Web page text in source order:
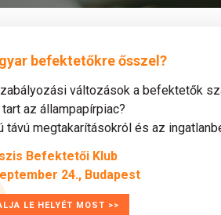
befektetőkre ősszel?
változások a befektetők
az állampapírpiac?
távú megtakarításokról és az
Befektetői Klub
24., Budapest
LE HELYÉT MOST >>